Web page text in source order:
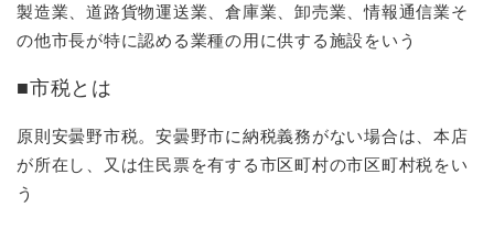
製造業、道路貨物運送業、倉庫業、卸売業、情報通信業そ
の他市長が特に認める業種の用に供する施設をいう
■市税とは
原則安曇野市税。安曇野市に納税義務がない場合は、本店
が所在し、又は住民票を有する市区町村の市区町村税をい
う